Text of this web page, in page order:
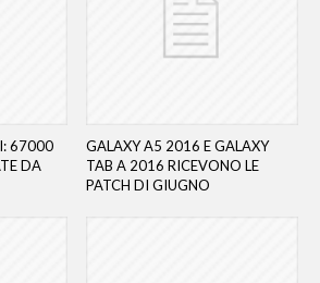
67000
DA
GALAXY A5 2016 E GALAXY
TAB A 2016 RICEVONO LE
PATCH DI GIUGNO